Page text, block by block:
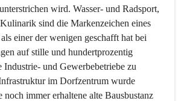
wird. Wasser- und Radsport,
sind die Markenzeichen eines
einer der wenigen geschafft hat bei
auf stille und hundertprozentig
Industrie- und Gewerbebetriebe zu
im Dorfzentrum wurde
noch immer erhaltene alte Bausbustanz